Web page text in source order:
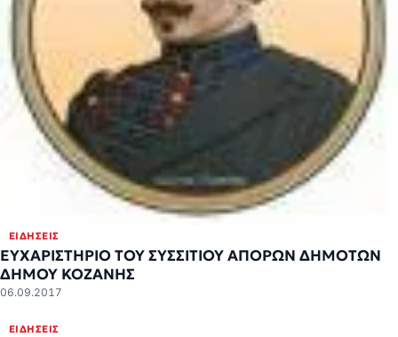
ΕΙΔΉΣΕΙΣ
ΕΥΧΑΡΙΣΤΗΡΙΟ ΤΟΥ ΣΥΣΣΙΤΙΟΥ ΑΠΟΡΩΝ ΔΗΜΟΤΩΝ
ΔΗΜΟΥ ΚΟΖΑΝΗΣ
06.09.2017
ΕΙΔΉΣΕΙΣ